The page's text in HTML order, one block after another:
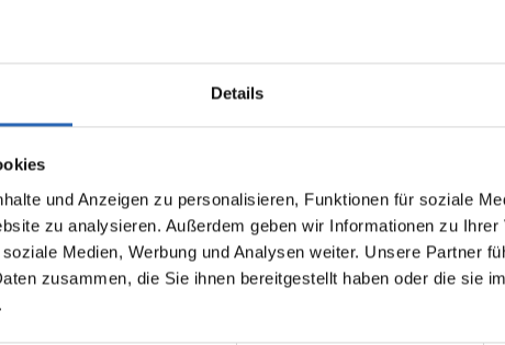
Details
und Anzeigen zu personalisieren, Funktionen für soziale
zu analysieren. Außerdem geben wir Informationen zu Ihrer
Medien, Werbung und Analysen weiter. Unsere Partner
zusammen, die Sie ihnen bereitgestellt haben oder die sie
0km
Laufleistung
324.0€
mtl. Rate
inkl. MwSt.
Benzin
Kraftstoff
0km
Laufleistung